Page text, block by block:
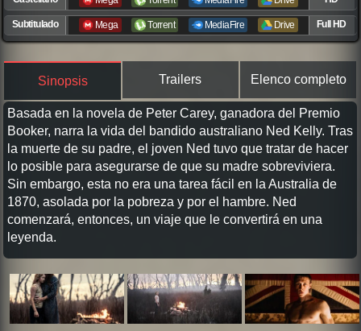
Subtitulado Mega Torrent MediaFire Drive Full HD
Sinopsis Trailers Elenco completo
Basada en la novela de Peter Carey, ganadora del Premio
Booker, narra la vida del bandido australiano Ned Kelly. Tras
la muerte de su padre, el joven Ned tuvo que tratar de hacer
lo posible para asegurarse de que su madre sobreviviera.
Sin embargo, esta no era una tarea fácil en la Australia de
1870, asolada por la pobreza y por el hambre. Ned
comenzará, entonces, un viaje que le convertirá en una
leyenda.